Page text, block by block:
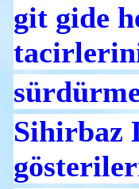
git gide
Sihirbaz